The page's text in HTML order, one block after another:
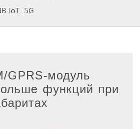
IoT 5G
GPRS-модуль
функций при